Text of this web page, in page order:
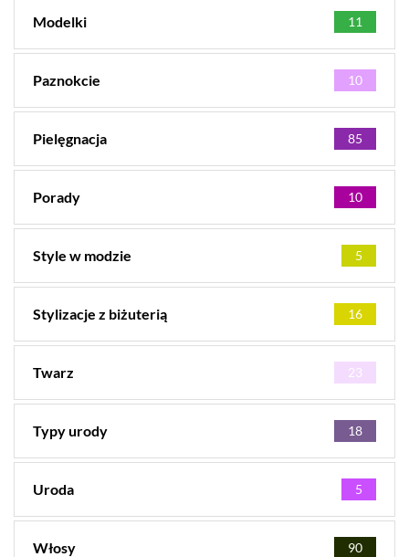
Modelki 11
Paznokcie 10
Pielęgnacja 85
Porady 10
Style w modzie 5
Stylizacje z biżuterią 16
Twarz 23
Typy urody 18
Uroda 5
Włosy 90